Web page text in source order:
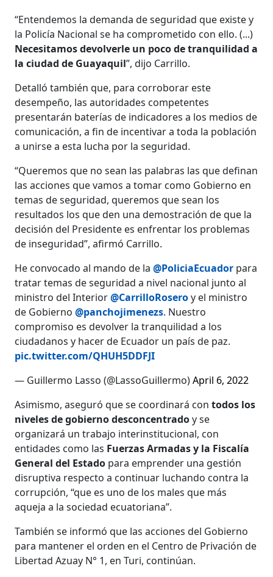
“Entendemos la demanda de seguridad que existe y
la Policía Nacional se ha comprometido con ello. (...)
Necesitamos devolverle un poco de tranquilidad a
la ciudad de Guayaquil”, dijo Carrillo.
Detalló también que, para corroborar este
desempeño, las autoridades competentes
presentarán baterías de indicadores a los medios de
comunicación, a fin de incentivar a toda la población
a unirse a esta lucha por la seguridad.
“Queremos que no sean las palabras las que definan
las acciones que vamos a tomar como Gobierno en
temas de seguridad, queremos que sean los
resultados los que den una demostración de que la
decisión del Presidente es enfrentar los problemas
de inseguridad”, afirmó Carrillo.
He convocado al mando de la@PoliciaEcuador para
tratar temas de seguridad a nivel nacional junto al
ministro del Interior@CarrilloRoseroy el ministro
de Gobierno@panchojimenezs. Nuestro
compromiso es devolver la tranquilidad a los
ciudadanos y hacer de Ecuador un país de paz.
pic.twitter.com/QHUH5DDFJI
— Guillermo Lasso (@LassoGuillermo)April 6, 2022
Asimismo, aseguró que se coordinará con todos los
niveles de gobierno desconcentradoy se
organizará un trabajo interinstitucional, con
entidades como las Fuerzas Armadas y la Fiscalía
General del Estado para emprender una gestión
disruptiva respecto a continuar luchando contra la
corrupción, “que es uno de los males que más
aqueja a la sociedad ecuatoriana”.
También se informó que las acciones del Gobierno
para mantener el orden en el Centro de Privación de
Libertad Azuay N° 1, en Turi, continúan.